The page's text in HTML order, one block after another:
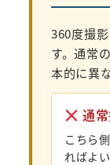
360度撮
す。通常
本的に異
通
こちら
ればよい